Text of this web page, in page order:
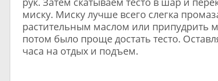
миску. Миску лучше всего слегка
растительным маслом или припудрить
потом было проще достать тесто.
часа на отдых и подъем.